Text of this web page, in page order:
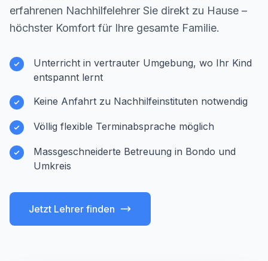
erfahrenen Nachhilfelehrer Sie direkt zu Hause –
höchster Komfort für Ihre gesamte Familie.
Unterricht in vertrauter Umgebung, wo Ihr Kind
entspannt lernt
Keine Anfahrt zu Nachhilfeinstituten notwendig
Völlig flexible Terminabsprache möglich
Massgeschneiderte Betreuung in Bondo und
Umkreis
Jetzt Lehrer finden